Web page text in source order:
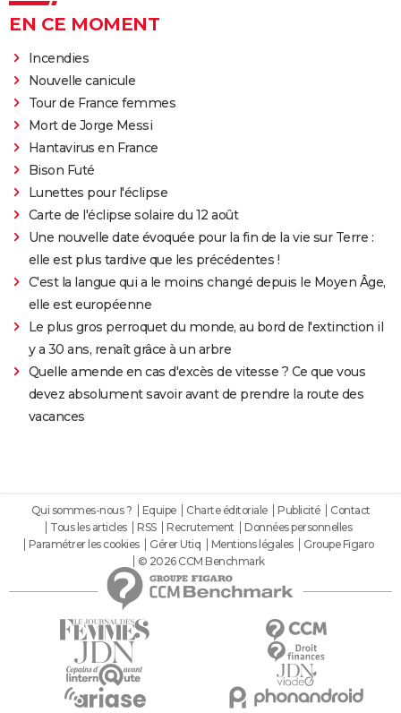
EN CE MOMENT
Incendies
Nouvelle canicule
Tour de France femmes
Mort de Jorge Messi
Hantavirus en France
Bison Futé
Lunettes pour l'éclipse
Carte de l'éclipse solaire du 12 août
Une nouvelle date évoquée pour la fin de la vie sur Terre :
elle est plus tardive que les précédentes !
C'est la langue qui a le moins changé depuis le Moyen Âge,
elle est européenne
Le plus gros perroquet du monde, au bord de l'extinction il
y a 30 ans, renaît grâce à un arbre
Quelle amende en cas d'excès de vitesse ? Ce que vous
devez absolument savoir avant de prendre la route des
vacances
Qui sommes-nous ? Equipe Charte éditoriale Publicité
Contact
Tous les articles
RSS Recrutement
Données personnelles
Paramétrer les cookies
Gérer Utiq Mentions légales
Groupe Figaro
© 2026 CCM Benchmark